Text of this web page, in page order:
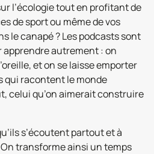
l’écologie tout en profitant de
de sport ou même de vos
le canapé ? Les podcasts sont
apprendre autrement : on
et on se laisse emporter
qui racontent le monde
celui qu’on aimerait construire
s’écoutent partout et à
transforme ainsi un temps